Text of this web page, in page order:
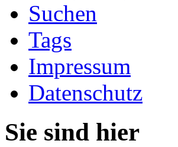
Suchen
Tags
Impressum
Datenschutz
Sie sind hier